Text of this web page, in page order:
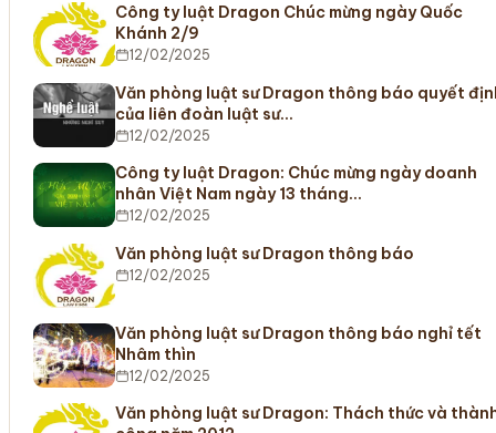
Công ty luật Dragon Chúc mừng ngày Quốc
Khánh 2/9
12/02/2025
Văn phòng luật sư Dragon thông báo quyết
của liên đoàn luật sư…
12/02/2025
Công ty luật Dragon: Chúc mừng ngày doanh
nhân Việt Nam ngày 13 tháng…
12/02/2025
Văn phòng luật sư Dragon thông báo
12/02/2025
Văn phòng luật sư Dragon thông báo nghỉ tết
Nhâm thìn
12/02/2025
Văn phòng luật sư Dragon: Thách thức và